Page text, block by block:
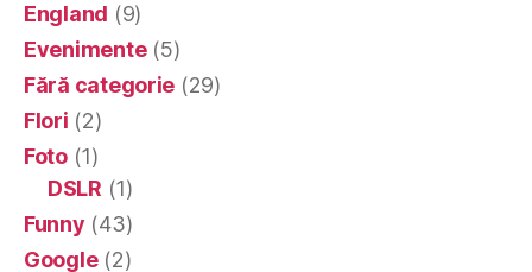
England (9)
Evenimente(5)
Fără categorie (29)
Flori (2)
Foto(1)
DSLR (1)
Funny (43)
Google(2)